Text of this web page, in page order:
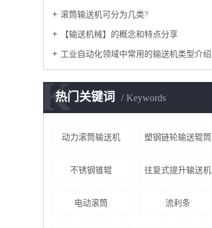
滚筒输送机可分为几类?
【输送机械】的概念和特点分享
工业自动化领域中常用的输送机类型介绍
热门关键词 Keywords
K
动力滚筒输送机 塑钢链轮输送辊筒
不锈钢锥辊 往复式提升输送机
电动滚筒 流利条